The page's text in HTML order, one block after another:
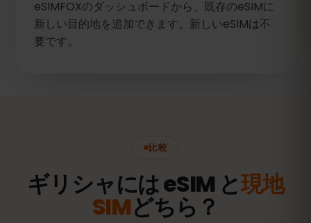
eSIMFOXのダッシュボードから、既存のeSIMに
新しい目的地を追加できます。新しいeSIMは不
要です。
比較
ギリシャには eSIM と現地
SIMどちら？